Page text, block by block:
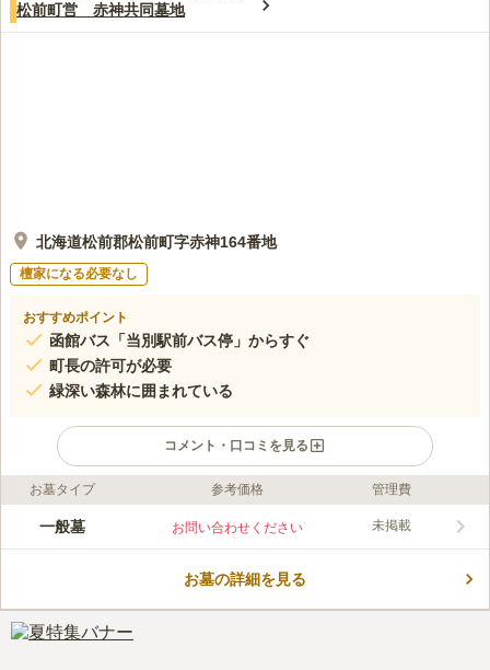
松前町営 赤神共同墓地
北海道松前郡松前町字赤神164番地
檀家になる必要なし
おすすめポイント
函館バス「当別駅前バス停」からすぐ
町長の許可が必要
緑深い森林に囲まれている
コメント・口コミを見る
ライフドット編集部のコメント
北海道最南端に位置する松前町にある公営墓地です。 墓域から
ても知られています。 一年を通して頻繁にお参りをしたいとお
いる所も嬉しいポイントです。
口コミ評価
お墓タイプ 参考価格 管理費
一般墓 お問い合わせください 未掲載
お墓の詳細を見る